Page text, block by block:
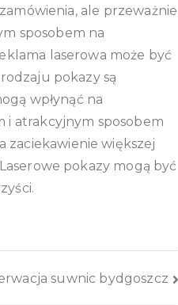
ale przeważnie
sposobem na
laserowa może być
pokazy są
wpłynąć na
i atrakcyjnym sposobem
zaciekawienie większej
pokazy mogą być
suwnic bydgoszcz